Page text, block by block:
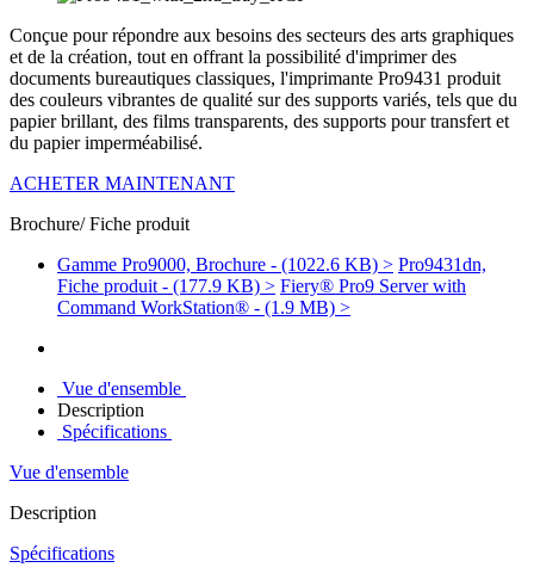
Conçue pour répondre aux besoins des secteurs des arts graphiques
et de la création, tout en offrant la possibilité d'imprimer des
documents bureautiques classiques, l'imprimante Pro9431 produit
des couleurs vibrantes de qualité sur des supports variés, tels que du
papier brillant, des films transparents, des supports pour transfert et
du papier imperméabilisé.
ACHETER MAINTENANT
Brochure/ Fiche produit
Gamme Pro9000, Brochure - (1022.6 KB) > Pro9431dn,
Fiche produit - (177.9 KB) > Fiery® Pro9 Server with
Command WorkStation® - (1.9 MB) >
Vue d'ensemble
Description
Spécifications
Vue d'ensemble
Description
Spécifications